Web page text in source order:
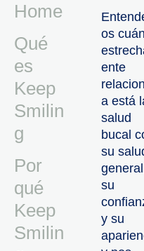
Home
Qué
es
Keep
Smilin
g
Por
qué
Keep
Smilin
os cuán
ente
a está
salud
bucal
su
su
y su